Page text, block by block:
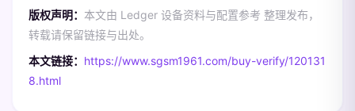
版权声明： 本文由 Ledger 设备资料与配置参考 整理发布，
转载请保留链接与出处。
本文链接： https://www.sgsm1961.com/buy-verify/120131
8.html